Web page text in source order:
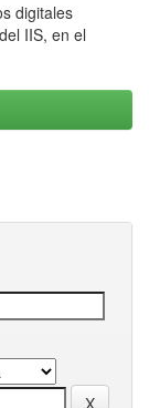
digitales
IIS, en el